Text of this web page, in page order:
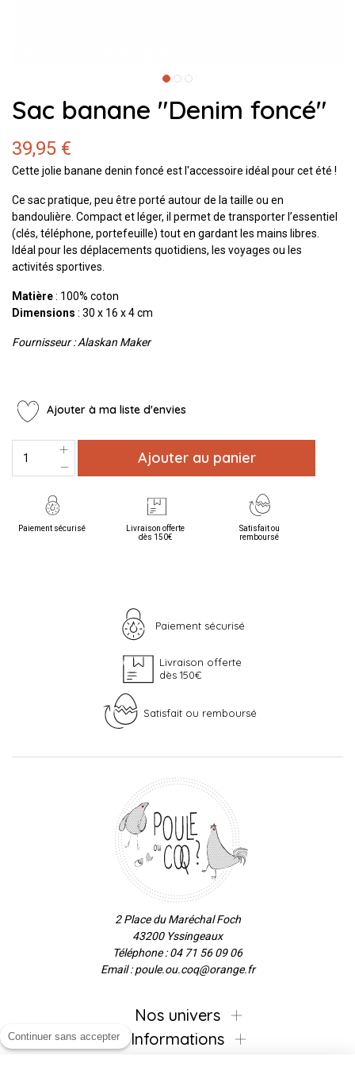
Sac banane "Denim foncé"
39,95 €
Cette jolie banane denin foncé est l'accessoire idéal pour cet été !
Ce sac pratique, peu être porté autour de la taille ou en
bandoulière. Compact et léger, il permet de transporter l’essentiel
(clés, téléphone, portefeuille) tout en gardant les mains libres.
Idéal pour les déplacements quotidiens, les voyages ou les
activités sportives.
Matière: 100% coton
Dimensions : 30 x 16 x 4 cm
Fournisseur : Alaskan Maker
Ajouter à ma liste d'envies
Ajouter au panier
Paiement sécurisé
Livraison offerte
dès 150€
Satisfait ou
remboursé
Paiement sécurisé
Livraison offerte
dès 150€
Satisfait ou remboursé
2 Place du Maréchal Foch
43200 Yssingeaux
Téléphone : 04 71 56 09 06
Email : poule.ou.coq@orange.fr
Nos univers
Informations
Continuer sans accepter